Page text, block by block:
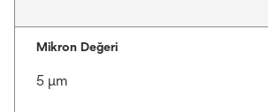
Mikron Değeri
5 μm